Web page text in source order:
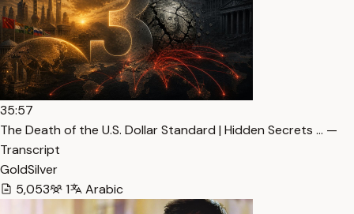
35:57
The Death of the U.S. Dollar Standard | Hidden Secrets … —
Transcript
GoldSilver
5,053
1 Arabic